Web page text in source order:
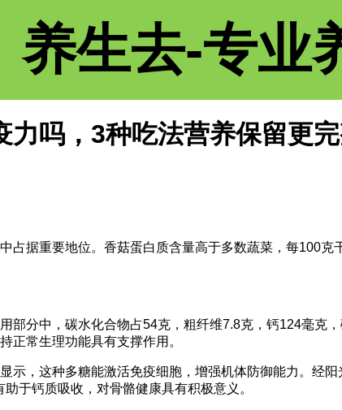
养生去-专业
力吗，3种吃法营养保留更
占据重要地位。香菇蛋白质含量高于多数蔬菜，每100
部分中，碳水化合物占54克，粗纤维7.8克，钙124毫克
正常生理功能具有支撑作用。
示，这种多糖能激活免疫细胞，增强机体防御能力。经
于钙质吸收，对骨骼健康具有积极意义。